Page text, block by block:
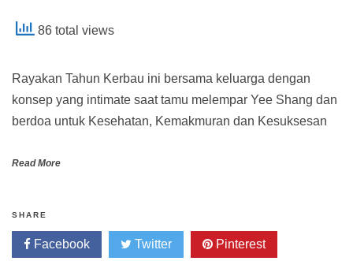
86 total views
Rayakan Tahun Kerbau ini bersama keluarga dengan
konsep yang intimate saat tamu melempar Yee Shang dan
berdoa untuk Kesehatan, Kemakmuran dan Kesuksesan
Read More
SHARE
Facebook Twitter Pinterest